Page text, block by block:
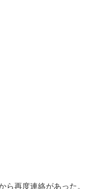
ら再度連絡があった。